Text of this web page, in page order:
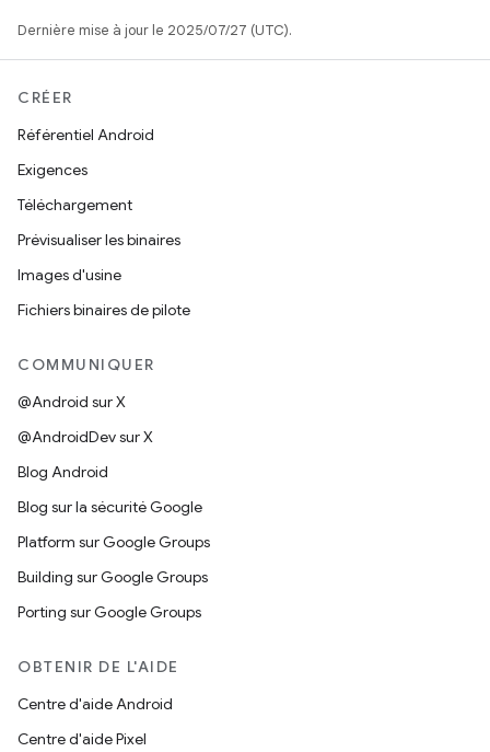
Dernière mise à jour le 2025/07/27 (UTC).
CRÉER
Référentiel Android
Exigences
Téléchargement
Prévisualiser les binaires
Images d'usine
Fichiers binaires de pilote
COMMUNIQUER
@Android sur X
@AndroidDev sur X
Blog Android
Blog sur la sécurité Google
Platform sur Google Groups
Building sur Google Groups
Porting sur Google Groups
OBTENIR DE L'AIDE
Centre d'aide Android
Centre d'aide Pixel